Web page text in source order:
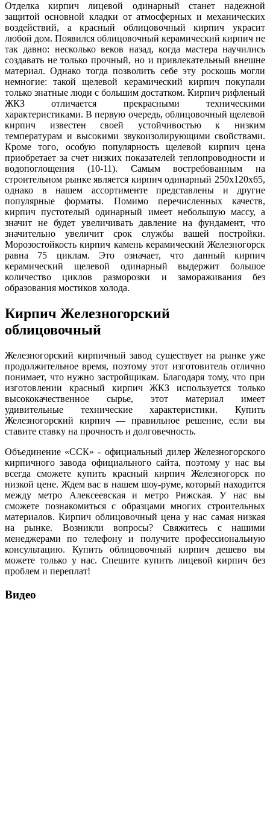
Отделка кирпич лицевой одинарный станет надежной
защитой основной кладки от атмосферных и механических
воздействий, а красный облицовочный кирпич украсит
любой дом. Появился облицовочный керамический кирпич не
так давно: несколько веков назад, когда мастера научились
создавать не только прочный, но и привлекательный внешне
материал. Однако тогда позволить себе эту роскошь могли
немногие: такой щелевой керамический кирпич покупали
только знатные люди с большим достатком. Кирпич рифленый
ЖКЗ отличается прекрасными техническими
характеристиками. В первую очередь, облицовочный щелевой
кирпич известен своей устойчивостью к низким
температурам и высокими звукоизолирующими свойствами.
Кроме того, особую популярность щелевой кирпич цена
приобретает за счет низких показателей теплопроводности и
водопоглощения (10-11). Самым востребованным на
строительном рынке является кирпич одинарный 250х120х65,
однако в нашем ассортименте представлены и другие
популярные форматы. Помимо перечисленных качеств,
кирпич пустотелый одинарный имеет небольшую массу, а
значит не будет увеличивать давление на фундамент, что
значительно увеличит срок службы вашей постройки.
Морозостойкость кирпич камень керамический Железногорск
равна 75 циклам. Это означает, что данный кирпич
керамический щелевой одинарный выдержит большое
количество циклов разморозки и замораживания без
образования мостиков холода.
Кирпич Железногорский
облицовочный
Железногорский кирпичный завод существует на рынке уже
продолжительное время, поэтому этот изготовитель отлично
понимает, что нужно застройщикам. Благодаря тому, что при
изготовлении красный кирпич ЖКЗ используется только
высококачественное сырье, этот материал имеет
удивительные технические характеристики. Купить
Железногорский кирпич — правильное решение, если вы
ставите ставку на прочность и долговечность.
Объединение «ССК» - официальный дилер Железногорского
кирпичного завода официального сайта, поэтому у нас вы
всегда сможете купить красный кирпич Железногорск по
низкой цене. Ждем вас в нашем шоу-руме, который находится
между метро Алексеевская и метро Рижская. У нас вы
сможете познакомиться с образцами многих строительных
материалов. Кирпич облицовочный цена у нас самая низкая
на рынке. Возникли вопросы? Свяжитесь с нашими
менеджерами по телефону и получите профессиональную
консультацию. Купить облицовочный кирпич дешево вы
можете только у нас. Спешите купить лицевой кирпич без
проблем и переплат!
Видео